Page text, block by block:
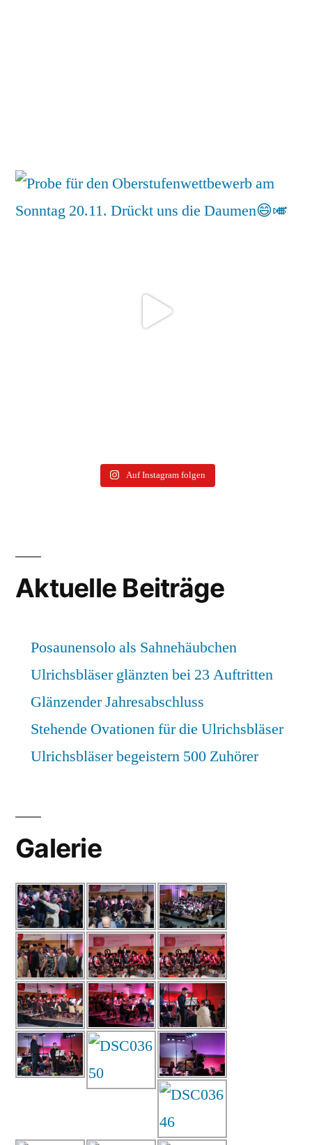
Auf Instagram folgen
Aktuelle Beiträge
Posaunensolo als Sahnehäubchen
Ulrichsbläser glänzten bei 23 Auftritten
Glänzender Jahresabschluss
Stehende Ovationen für die Ulrichsbläser
Ulrichsbläser begeistern 500 Zuhörer
Galerie